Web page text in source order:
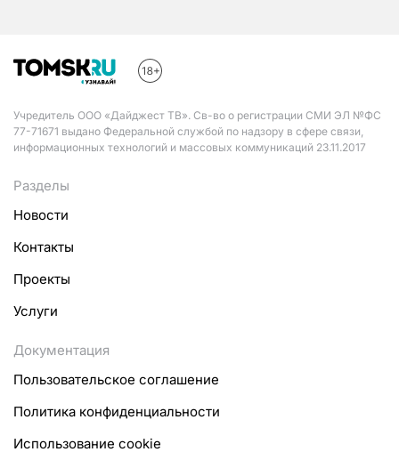
Учредитель ООО «Дайджест ТВ». Св-во о регистрации СМИ ЭЛ №ФС
77-71671 выдано Федеральной службой по надзору в сфере связи,
информационных технологий и массовых коммуникаций 23.11.2017
Разделы
Новости
Контакты
Проекты
Услуги
Документация
Пользовательское соглашение
Политика конфиденциальности
Использование cookie